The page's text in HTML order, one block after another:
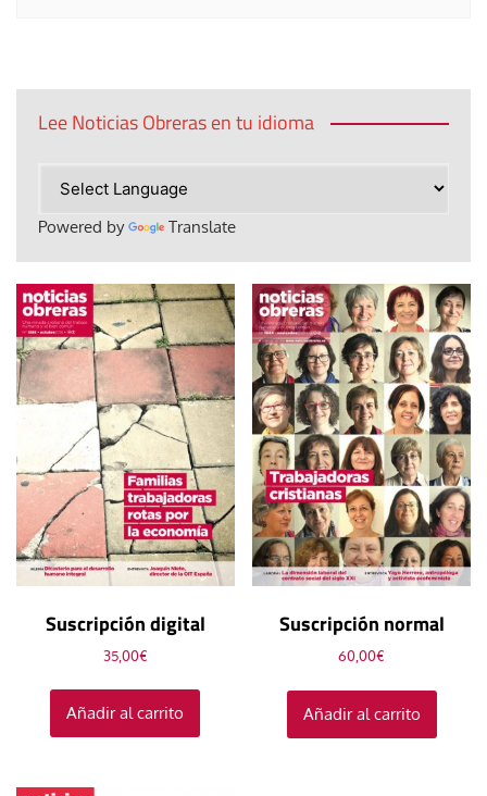
Lee Noticias Obreras en tu idioma
Powered by Translate
Suscripción digital
35,00€
Añadir al carrito
Suscripción normal
60,00€
Añadir al carrito